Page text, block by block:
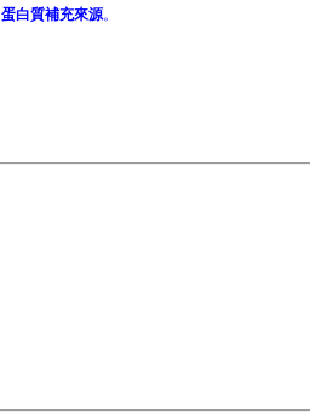
蛋白質補充來源。